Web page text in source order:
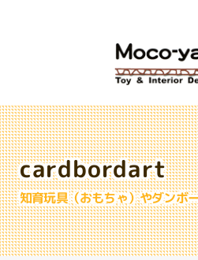
cardbordart
知育玩具（おもちゃ）やダンボ